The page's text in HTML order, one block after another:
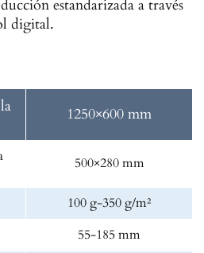
estandarizada a través
digital.
1250×600 mm
500×280 mm
100 g-350 g/m²
55-185 mm